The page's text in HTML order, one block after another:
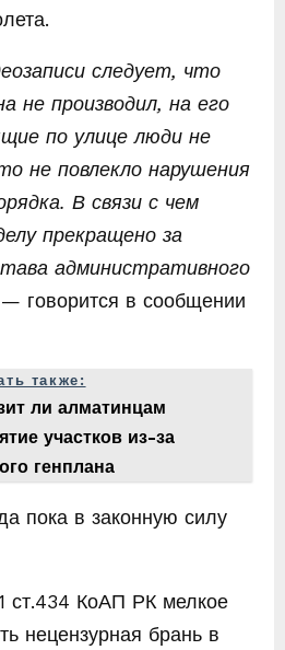
следует, что
не производил, на его
по улице люди не
не повлекло нарушения
В связи с чем
прекращено за
административного
— говорится в сообщении
также:
ли алматинцам
участков из-за
генплана
пока в законную силу
ст.434 КоАП РК мелкое
нецензурная брань в